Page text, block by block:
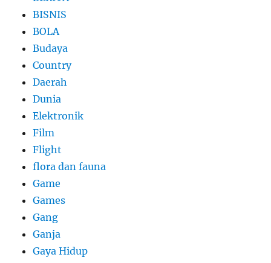
BISNIS
BOLA
Budaya
Country
Daerah
Dunia
Elektronik
Film
Flight
flora dan fauna
Game
Games
Gang
Ganja
Gaya Hidup